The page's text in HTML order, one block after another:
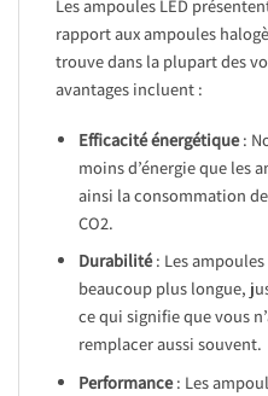
Les ampoules LED
rapport aux ampoules
trouve dans la plupart des
avantages incluent :
Efficacité énergétique:
moins d’énergie que les
ainsi la consommation
CO2.
Durabilité: Les ampoules
beaucoup plus longue,
ce qui signifie que vous
remplacer aussi souvent.
Performance: Les